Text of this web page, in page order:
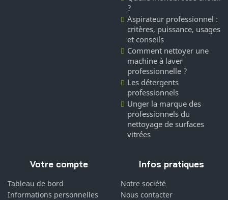
?
Aspirateur professionnel :
critères, puissance, usages
et conseils
Comment nettoyer une
machine à laver
professionnelle ?
Les détergents
professionnels
Unger la marque des
professionnels du
nettoyage de surfaces
vitrées
Votre compte
Tableau de bord
Informations personnelles
Infos pratiques
Notre société
Nous contacter